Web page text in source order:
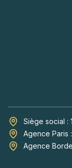
Siège social :
Agence Paris
Agence